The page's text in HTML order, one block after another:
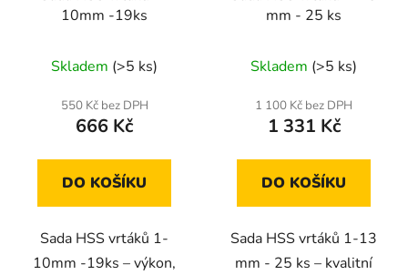
10mm -19ks
Skladem (>5 ks)
550 Kč bez DPH
666 Kč
DO KOŠÍKU
Sada HSS vrtáků 1-
10mm -19ks – výkon,
mm - 25 ks
Skladem (>5 ks)
1 100 Kč bez DPH
1 331 Kč
DO KOŠÍKU
Sada HSS vrtáků 1-13
mm - 25 ks – kvalitní